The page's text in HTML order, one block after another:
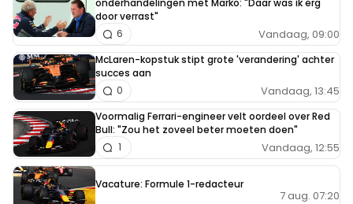
onderhandelingen met Marko: "Daar was ik erg
door verrast"
Vandaag, 09:00
6
McLaren-kopstuk stipt grote 'verandering' achter
succes aan
Vandaag, 13:45
0
Voormalig Ferrari-engineer velt oordeel over Red
Bull: "Zou het zoveel beter moeten doen"
Vandaag, 12:55
1
Vacature: Formule 1-redacteur
7 aug. 07:20